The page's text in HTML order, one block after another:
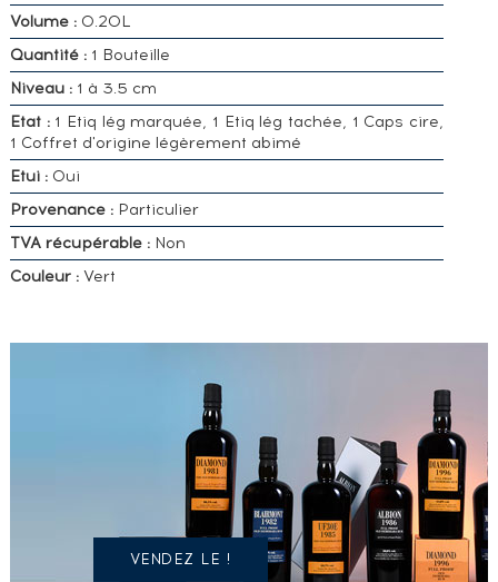
Volume : 0.20L
Quantité :1 Bouteille
Niveau :1 à 3.5 cm
Etat :1 Etiq lég marquée, 1 Etiq lég tachée, 1 Caps cire,
1 Coffret d'origine légèrement abimé
Etui :Oui
Provenance :Particulier
TVA récupérable :Non
Couleur :Vert
POSSÉDEZ
SPIRITUEUX
IDENTIQUE
VENDEZ LE !